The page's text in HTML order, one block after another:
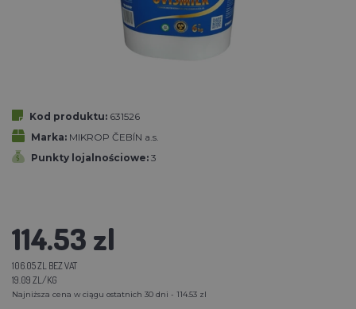
Kod produktu: 631526
Marka: MIKROP ČEBÍN a.s.
Punkty lojalnościowe: 3
114.53 zl
106.05 ZL BEZ VAT
19.09 ZL/KG
Najniższa cena w ciągu ostatnich 30 dni - 114.53 zl